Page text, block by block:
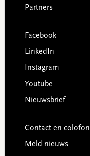
Partners
Facebook
LinkedIn
Instagram
Youtube
Nieuwsbrief
Contact en colofon
Meld nieuws